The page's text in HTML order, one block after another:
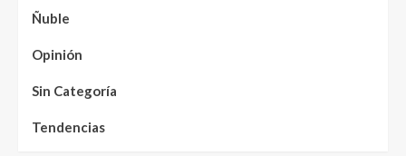
Ñuble
Opinión
Sin Categoría
Tendencias